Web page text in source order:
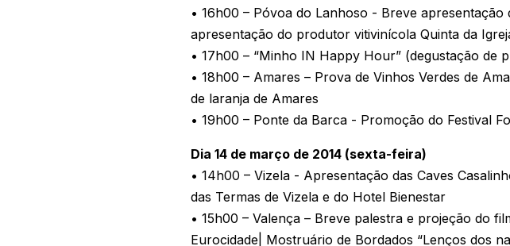
• 16h00 – Póvoa do Lanhoso - Breve apresentação
apresentação do produtor vitivinícola Quinta da
• 17h00 – “Minho IN Happy Hour” (degustação de
• 18h00 – Amares – Prova de Vinhos Verdes de
de laranja de Amares
• 19h00 – Ponte da Barca - Promoção do Festival
Dia 14 de março de 2014 (sexta-feira)
• 14h00 – Vizela - Apresentação das Caves
das Termas de Vizela e do Hotel Bienestar
• 15h00 – Valença – Breve palestra e projeção do
Eurocidade| Mostruário de Bordados “Lenços dos